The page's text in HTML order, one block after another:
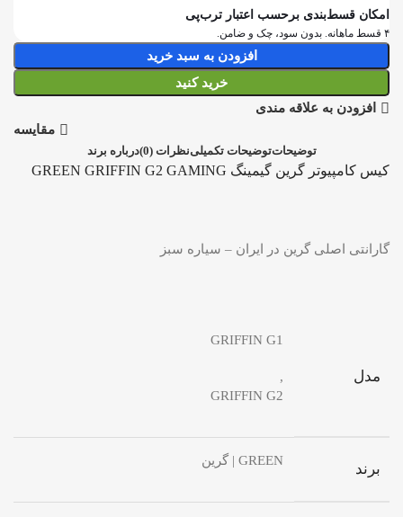
امکان قسط‌بندی برحسب اعتبار ترب‌پی
۴ قسط ماهانه. بدون سود، چک و ضامن.
افزودن به سبد خرید
خرید کنید
افزودن به علاقه مندی
مقایسه
توضیحاتتوضیحات تکمیلینظرات (0) درباره برند
کیس کامپیوتر گرین گیمینگ GREEN GRIFFIN G2 GAMING
گارانتی اصلی گرین در ایران – سیاره سبز
مدل
GRIFFIN G1
,
GRIFFIN G2
برند GREEN | گرین